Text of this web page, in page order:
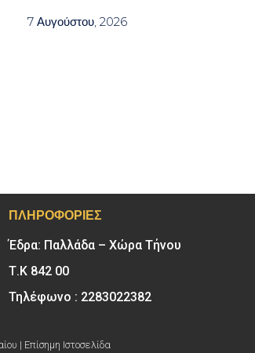
7 Αυγούστου, 2026
ΠΛΗΡΟΦΟΡΊΕΣ
Έδρα: Παλλάδα – Χώρα Τήνου
Τ.Κ 842 00
Τηλέφωνο : 2283022382
| Επίσημη Ιστοσελίδα